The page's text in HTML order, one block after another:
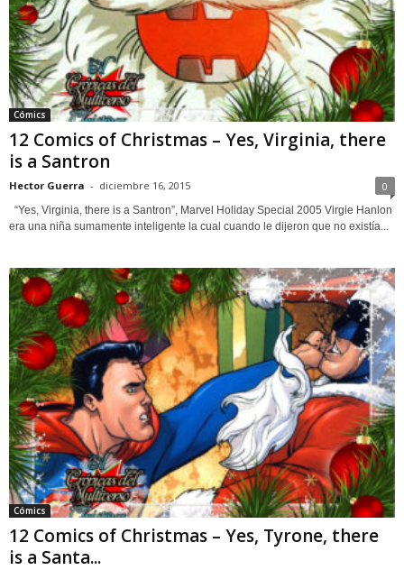
Cómics
12 Comics of Christmas – Yes, Virginia, there
is a Santron
Hector Guerra - diciembre 16, 2015 0
“Yes, Virginia, there is a Santron”, Marvel Holiday Special 2005 Virgie Hanlon
era una niña sumamente inteligente la cual cuando le dijeron que no existía...
Cómics
12 Comics of Christmas – Yes, Tyrone, there
is a Santa...